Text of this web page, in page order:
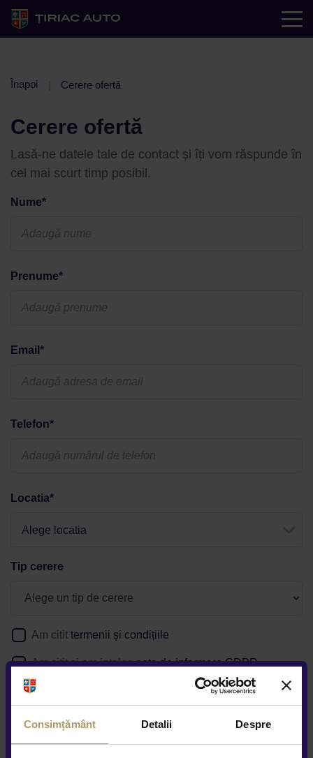
Consimțământ Detalii Despre
Înapoi Cerere ofertă
Cerere ofertă
Lasă-ne datele tale de contact și îți vom răspunde în
cel mai scurt timp posibil.
Nume*
Prenume*
Email*
Telefon*
Locatia*
Alege locatia
Tip cerere
Am citit termenii și condițiile
Am citit si am intelesnota de informare GDPR
Confirm ca am cel putin 18 ani impliniti
*Datele sunt obligatorii
Daca solicitati detalii despre o anumita oferta postata pe